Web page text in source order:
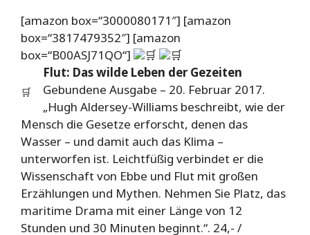
[amazon box=“3000080171″] [amazon
box=“3817479352″] [amazon
box=“B00ASJ71QO“]
🛒 🛒
🛒
Flut: Das wilde Leben der Gezeiten
Gebundene Ausgabe – 20. Februar 2017.
„Hugh Aldersey-Williams beschreibt, wie der
Mensch die Gesetze erforscht, denen das
Wasser – und damit auch das Klima –
unterworfen ist. Leichtfüßig verbindet er die
Wissenschaft von Ebbe und Flut mit großen
Erzählungen und Mythen. Nehmen Sie Platz, das
maritime Drama mit einer Länge von 12
Stunden und 30 Minuten beginnt.“. 24,- /